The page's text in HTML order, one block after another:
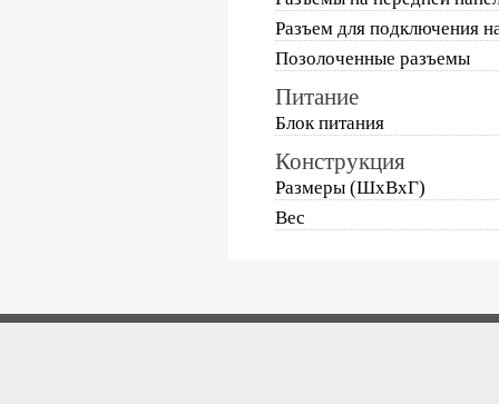
Разъем для подключения
Позолоченные разъемы
Питание
Блок питания
Конструкция
Размеры (ШхВхГ)
Вес